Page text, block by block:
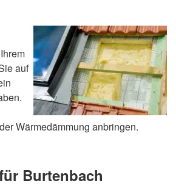
auf
Wärmedämmung anbringen.
Burtenbach